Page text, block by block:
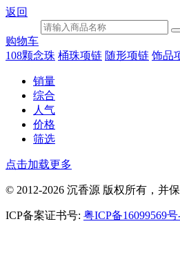
返回
购物车
108颗念珠 桶珠项链 随形项链 饰品
销量
综合
人气
价格
筛选
点击加载更多
© 2012-2026 沉香源 版权所有，并
ICP备案证书号: 粤ICP备16099569号